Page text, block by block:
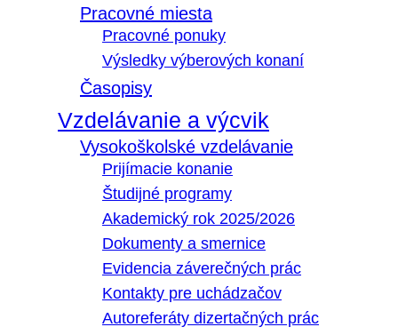
Pracovné miesta
Pracovné ponuky
Výsledky výberových konaní
Časopisy
Vzdelávanie a výcvik
Vysokoškolské vzdelávanie
Prijímacie konanie
Študijné programy
Akademický rok 2025/2026
Dokumenty a smernice
Evidencia záverečných prác
Kontakty pre uchádzačov
Autoreferáty dizertačných prác